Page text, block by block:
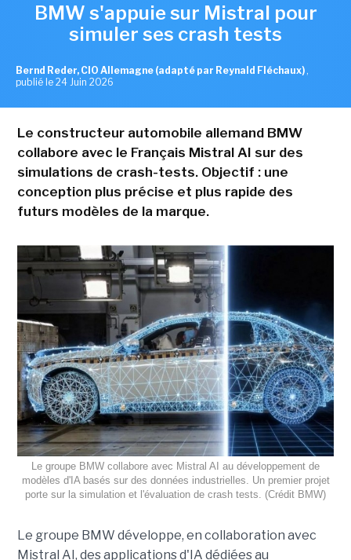
BMW s'appuie sur Mistral pour
simuler ses crash tests
Bernd Reder, CIO Allemagne (adapté par Reynald Fléchaux) ,
publié le 24 Juin 2026
Le constructeur automobile allemand BMW
collabore avec le Français Mistral AI sur des
simulations de crash-tests. Objectif : une
conception plus précise et plus rapide des
futurs modèles de la marque.
Le groupe BMW collabore avec Mistral AI au développement de
modèles d'IA basés sur des données industrielles. Un premier projet
porte sur la simulation et l'évaluation de crash tests. (Crédit BMW)
Le groupe BMW développe, en collaboration avec
Mistral AI, des applications d'IA dédiées au